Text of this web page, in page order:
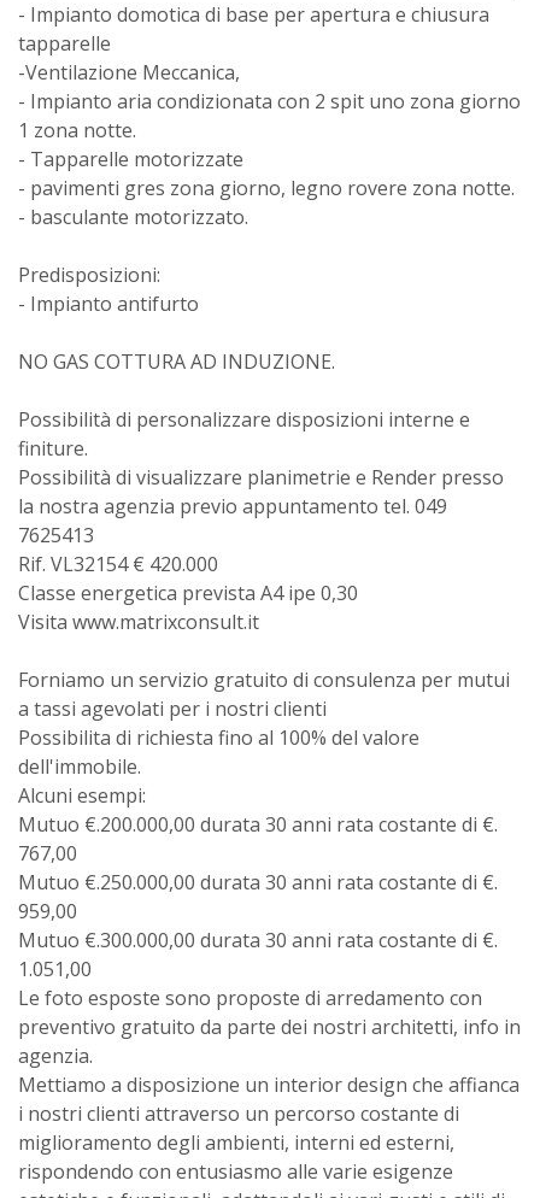
- Impianto domotica di base per apertura e chiusura
tapparelle
-Ventilazione Meccanica,
- Impianto aria condizionata con 2 spit uno zona giorno
1 zona notte.
- Tapparelle motorizzate
- pavimenti gres zona giorno, legno rovere zona notte.
- basculante motorizzato.
Predisposizioni:
- Impianto antifurto
NO GAS COTTURA AD INDUZIONE.
Possibilità di personalizzare disposizioni interne e
finiture.
Possibilità di visualizzare planimetrie e Render presso
la nostra agenzia previo appuntamento tel. 049
7625413
Rif. VL32154 € 420.000
Classe energetica prevista A4 ipe 0,30
Visita www.matrixconsult.it
Forniamo un servizio gratuito di consulenza per mutui
a tassi agevolati per i nostri clienti
Possibilita di richiesta fino al 100% del valore
dell'immobile.
Alcuni esempi:
Mutuo €.200.000,00 durata 30 anni rata costante di €.
767,00
Mutuo €.250.000,00 durata 30 anni rata costante di €.
959,00
Mutuo €.300.000,00 durata 30 anni rata costante di €.
1.051,00
Le foto esposte sono proposte di arredamento con
preventivo gratuito da parte dei nostri architetti, info in
agenzia.
Mettiamo a disposizione un interior design che affianca
i nostri clienti attraverso un percorso costante di
miglioramento degli ambienti, interni ed esterni,
rispondendo con entusiasmo alle varie esigenze